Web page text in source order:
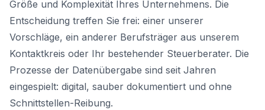
Größe und Komplexität Ihres Unternehmens. Die
Entscheidung treffen Sie frei: einer unserer
Vorschläge, ein anderer Berufsträger aus unserem
Kontaktkreis oder Ihr bestehender Steuerberater. Die
Prozesse der Datenübergabe sind seit Jahren
eingespielt: digital, sauber dokumentiert und ohne
Schnittstellen-Reibung.